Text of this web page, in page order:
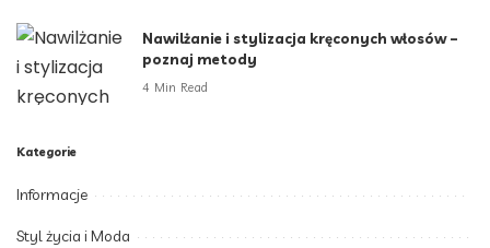
Nawilżanie i stylizacja kręconych włosów –
poznaj metody
4 Min Read
Kategorie
Informacje
Styl życia i Moda